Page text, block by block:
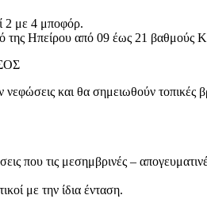
2 με 4 μποφόρ.
Ηπείρου από 09 έως 21 βαθμούς
και θα σημειωθούν τοπικές
που τις μεσημβρινές –
με την ίδια ένταση.